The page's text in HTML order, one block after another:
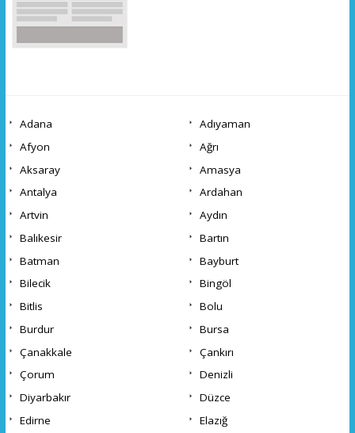
Adana
Adıyaman
Afyon
Ağrı
Aksaray
Amasya
Antalya
Ardahan
Artvin
Aydın
Balıkesir
Bartın
Batman
Bayburt
Bilecik
Bingöl
Bitlis
Bolu
Burdur
Bursa
Çanakkale
Çankırı
Çorum
Denizli
Diyarbakır
Düzce
Edirne
Elazığ